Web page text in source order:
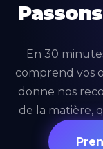
En 30
comprend vos
donne nos
de la matière,